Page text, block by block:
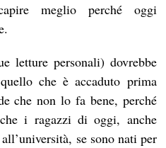
meglio perché oggi
letture personali) dovrebbe
che è accaduto prima
che non lo fa bene, perché
i ragazzi di oggi, anche
se sono nati per